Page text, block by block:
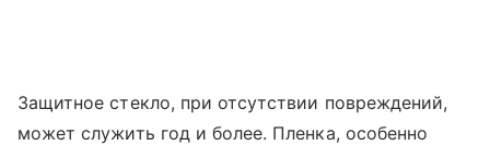
Защитное стекло, при отсутствии повреждений,
может служить год и более. Пленка, особенно